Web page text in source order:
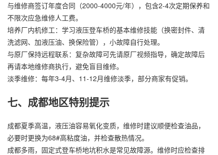
与维修商签订年度合同（2000-4000元/年），包含2-4次定期保养和
不限次应急维修人工费。
培养厂内机修工：学习液压登车桥的基本维修技能（换密封件、清
洗滤网、加液压油、换保险管），小故障自行处理。
与原厂保持远程联系：复杂故障可先请原厂视频指导，确定故障后
再请本地维修商执行，避免盲目维修。
淡季维修：每年3-4月、11-12月维修淡季，部分商家有促销。
七、成都地区特别提示
成都夏季高温，液压油容易氧化变质，维修时建议顺便检查油品，
必要时更换为68#高粘度油，并检查散热情况。
成都多雨，固定式登车桥地坑积水是常见故障源。维修时应检查排